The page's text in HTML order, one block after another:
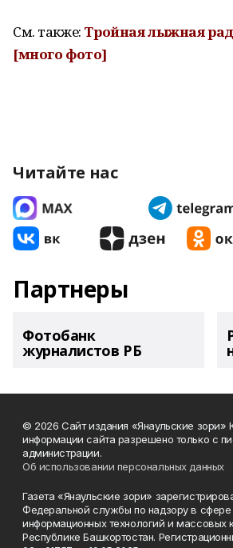
См. также: Тройнаялыжная
[много фото]
Читайте нас
Партнеры
Фотобанк
журналистов РБ
© 2026 Сайт издания «Янаульские зори»
информации сайта разрешено только с
администрации.
Об использовании персональных данных
Газета «Янаульские зори»
Федеральной службы по надзору в сфере
информационных технологий и массовых
Республике Башкортостан.